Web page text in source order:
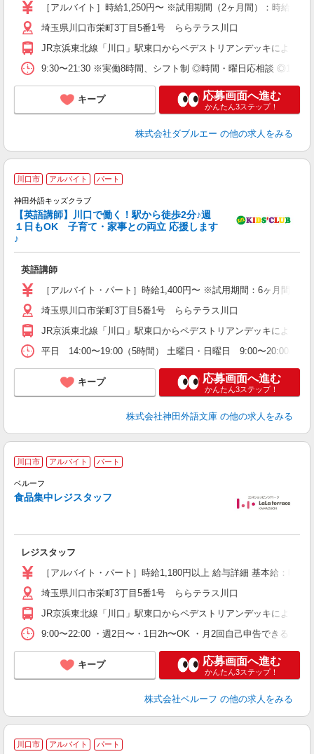
［アルバイト］時給1,250円〜 ※試用期間（2ヶ月間）：時給
埼玉県川口市栄町3丁目5番1号 ららテラス川口
JR京浜東北線「川口」駅東口からペデストリアンデッキにより直
9:30〜21:30 ※実働8時間、シフト制 ◎時間・曜日応相談 ◎1日8
キープ 応募画面へ進む
かんたん3ステップ！
株式会社ダブルエー の他の求人をみる
川口市 アルバイト パート
神田外語キッズクラブ
【英語講師】川口で働く！駅から徒歩2分♪週
１日もOK 子育て・家事との両立 応援します
♪
英語講師
［アルバイト・パート］時給1,400円〜 ※試用期間：6ヶ月間（労
埼玉県川口市栄町3丁目5番1号 ららテラス川口
JR京浜東北線「川口」駅東口からペデストリアンデッキにより直
平日 14:00〜19:00（5時間） 土曜日・日曜日 9:00〜20:00の
キープ 応募画面へ進む
かんたん3ステップ！
株式会社神田外語文庫 の他の求人をみる
川口市 アルバイト パート
ベルーフ
食品集中レジスタッフ
レジスタッフ
［アルバイト・パート］時給1,180円以上 給与詳細 基本給：時
埼玉県川口市栄町3丁目5番1号 ららテラス川口
JR京浜東北線「川口」駅東口からペデストリアンデッキにより直
9:00〜22:00 ・週2日〜・1日2h〜OK ・月2回自己申告できるフ
キープ 応募画面へ進む
かんたん3ステップ！
株式会社ベルーフ の他の求人をみる
川口市 アルバイト パート